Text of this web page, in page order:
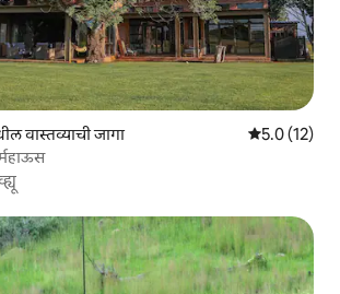
वास्तव्याची जागा 5 पैकी 5.0
5.0 (12)